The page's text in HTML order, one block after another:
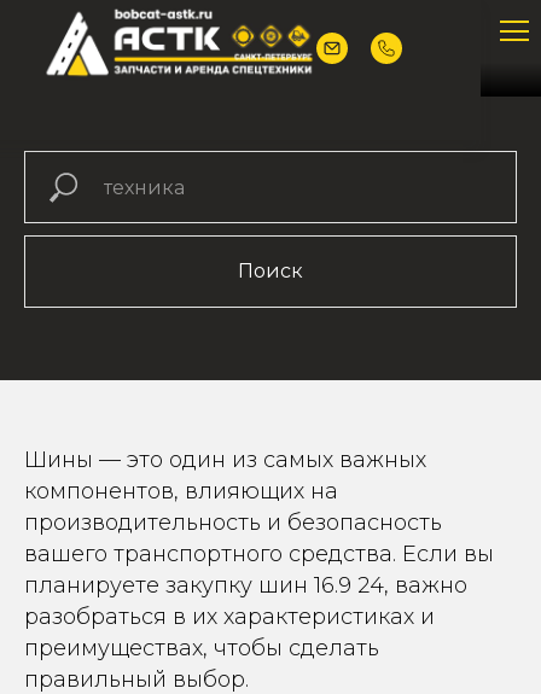
Поиск
Шины — это один из самых важных
компонентов, влияющих на
производительность и безопасность
вашего транспортного средства. Если вы
планируете закупку шин 16.9 24, важно
разобраться в их характеристиках и
преимуществах, чтобы сделать
правильный выбор.